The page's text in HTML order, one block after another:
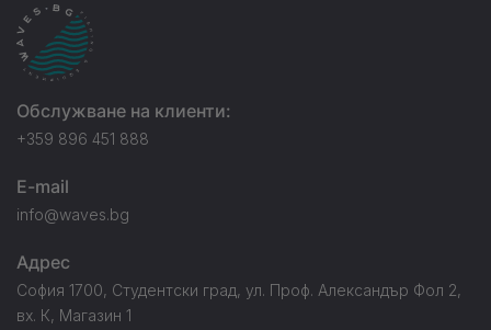
Обслужване на клиенти:
+359 896 451 888
E-mail
info@waves.bg
Адрес
София 1700, Студентски град, ул. Проф. Александър Фол 2,
вх. К, Магазин 1